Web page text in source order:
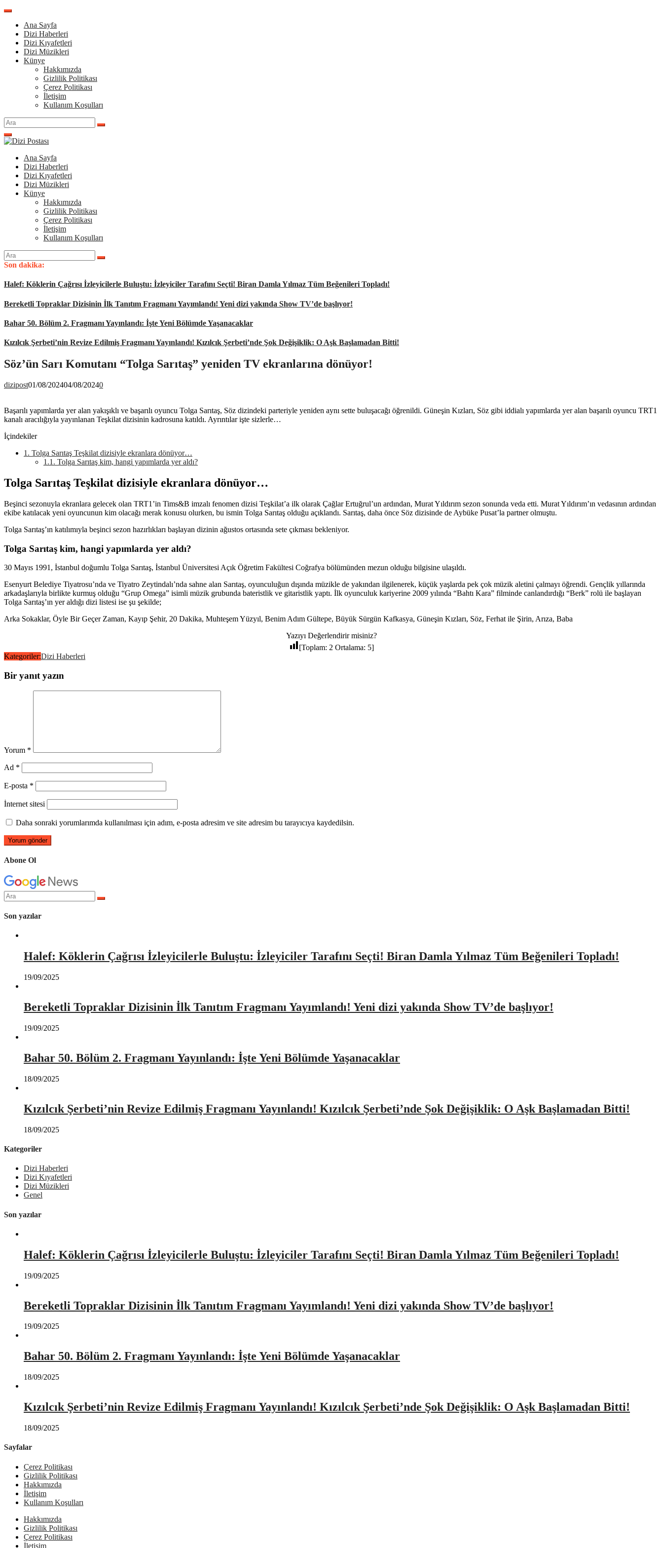
İçeriğe
Ana Sayfa
Dizi Haberleri
Dizi Kıyafetleri
Dizi Müzikleri
Künye
Hakkımızda
Gizlilik Politikası
Çerez Politikası
İletişim
Kullanım Koşulları
Arama
yap:
Ana Sayfa
Dizi Haberleri
Dizi Kıyafetleri
Dizi Müzikleri
Künye
Hakkımızda
Gizlilik Politikası
Çerez Politikası
İletişim
Kullanım Koşulları
Arama
yap:
Son dakika:
Halef: Köklerin Çağrısı İzleyicilerle Buluştu: İzleyiciler Tarafını Seçti! Biran Damla Yılmaz Tüm Beğenileri Topladı!
Bereketli Topraklar Dizisinin İlk Tanıtım Fragmanı Yayımlandı! Yeni dizi yakında Show TV’de başlıyor!
Bahar 50. Bölüm 2. Fragmanı Yayınlandı: İşte Yeni Bölümde Yaşanacaklar
Kızılcık Şerbeti’nin Revize Edilmiş Fragmanı Yayınlandı! Kızılcık Şerbeti’nde Şok Değişiklik: O Aşk Başlamadan Bitti!
Söz’ün Sarı Komutanı “Tolga Sarıtaş” yeniden TV ekranlarına dönüyor!
dizipost01/08/202404/08/20240
Başarılı yapımlarda yer alan yakışıklı ve başarılı oyuncu Tolga Sarıtaş, Söz dizindeki parteriyle yeniden aynı sette buluşacağı öğrenildi. Güneşin Kızları, Söz gibi iddialı yapımlarda yer alan başarılı oyuncu TRT1
kanalı aracılığıyla yayınlanan Teşkilat dizisinin kadrosuna katıldı. Ayrıntılar işte sizlerle…
İçindekiler
1. Tolga Sarıtaş Teşkilat dizisiyle ekranlara dönüyor…
1.1. Tolga Sarıtaş kim, hangi yapımlarda yer aldı?
Tolga Sarıtaş Teşkilat dizisiyle ekranlara dönüyor…
Beşinci sezonuyla ekranlara gelecek olan TRT1’in Tims&B imzalı fenomen dizisi Teşkilat’a ilk olarak Çağlar Ertuğrul’un ardından, Murat Yıldırım sezon sonunda veda etti. Murat Yıldırım’ın vedasının ardından
ekibe katılacak yeni oyuncunun kim olacağı merak konusu olurken, bu ismin Tolga Sarıtaş olduğu açıklandı. Sarıtaş, daha önce Söz dizisinde de Aybüke Pusat’la partner olmuştu.
Tolga Sarıtaş’ın katılımıyla beşinci sezon hazırlıkları başlayan dizinin ağustos ortasında sete çıkması bekleniyor.
Tolga Sarıtaş kim, hangi yapımlarda yer aldı?
30 Mayıs 1991, İstanbul doğumlu Tolga Sarıtaş, İstanbul Üniversitesi Açık Öğretim Fakültesi Coğrafya bölümünden mezun olduğu bilgisine ulaşıldı.
Esenyurt Belediye Tiyatrosu’nda ve Tiyatro Zeytindalı’nda sahne alan Sarıtaş, oyunculuğun dışında müzikle de yakından ilgilenerek, küçük yaşlarda pek çok müzik aletini çalmayı öğrendi. Gençlik yıllarında
arkadaşlarıyla birlikte kurmuş olduğu “Grup Omega” isimli müzik grubunda bateristlik ve gitaristlik yaptı. İlk oyunculuk kariyerine 2009 yılında “Bahtı Kara” filminde canlandırdığı “Berk” rolü ile başlayan
Tolga Sarıtaş’ın yer aldığı dizi listesi ise şu şekilde;
Arka Sokaklar, Öyle Bir Geçer Zaman, Kayıp Şehir, 20 Dakika, Muhteşem Yüzyıl, Benim Adım Gültepe, Büyük Sürgün Kafkasya, Güneşin Kızları, Söz, Ferhat ile Şirin, Arıza, Baba
Yazıyı Değerlendirir misiniz?
[Toplam: 2 Ortalama: 5]
Kategoriler:Dizi Haberleri
Bir yanıt yazın
Yorum *
Ad *
E-posta *
İnternet sitesi
Daha sonraki yorumlarımda kullanılması için adım, e-posta adresim ve site adresim bu tarayıcıya kaydedilsin.
Abone Ol
Arama
yap:
Son yazılar
Halef: Köklerin Çağrısı İzleyicilerle Buluştu: İzleyiciler Tarafını Seçti! Biran Damla Yılmaz Tüm Beğenileri Topladı!
19/09/2025
Bereketli Topraklar Dizisinin İlk Tanıtım Fragmanı Yayımlandı! Yeni dizi yakında Show TV’de başlıyor!
19/09/2025
Bahar 50. Bölüm 2. Fragmanı Yayınlandı: İşte Yeni Bölümde Yaşanacaklar
18/09/2025
Kızılcık Şerbeti’nin Revize Edilmiş Fragmanı Yayınlandı! Kızılcık Şerbeti’nde Şok Değişiklik: O Aşk Başlamadan Bitti!
18/09/2025
Kategoriler
Dizi Haberleri
Dizi Kıyafetleri
Dizi Müzikleri
Genel
Son yazılar
Halef: Köklerin Çağrısı İzleyicilerle Buluştu: İzleyiciler Tarafını Seçti! Biran Damla Yılmaz Tüm Beğenileri Topladı!
19/09/2025
Bereketli Topraklar Dizisinin İlk Tanıtım Fragmanı Yayımlandı! Yeni dizi yakında Show TV’de başlıyor!
19/09/2025
Bahar 50. Bölüm 2. Fragmanı Yayınlandı: İşte Yeni Bölümde Yaşanacaklar
18/09/2025
Kızılcık Şerbeti’nin Revize Edilmiş Fragmanı Yayınlandı! Kızılcık Şerbeti’nde Şok Değişiklik: O Aşk Başlamadan Bitti!
18/09/2025
Sayfalar
Çerez Politikası
Gizlilik Politikası
Hakkımızda
İletişim
Kullanım Koşulları
Hakkımızda
Gizlilik Politikası
Çerez Politikası
İletişim